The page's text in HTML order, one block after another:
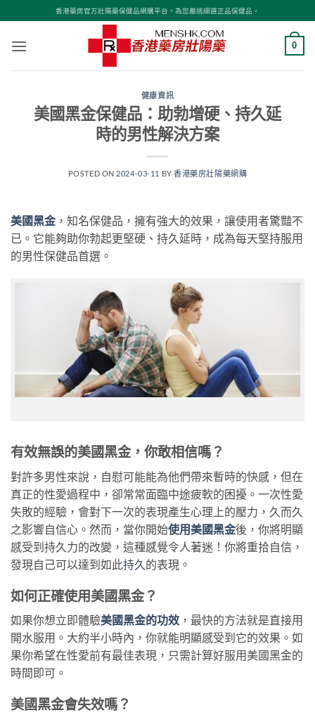
to
content
香港藥房官方壯陽藥保健品網購平台，為您嚴挑細選正品保健品。
0
健康資訊
美國黑金保健品：助勃增硬、持久延
時的男性解決方案
POSTED ON 2024-03-11 BY香港藥房壯陽藥網購
美國黑金 ，知名保健品，擁有強大的效果，讓使用者驚豔不
已。它能夠助你勃起更堅硬、持久延時，成為每天堅持服用
的男性保健品首選。
有效無誤的美國黑金，你敢相信嗎？
對許多男性來說，自慰可能能為他們帶來暫時的快感，但在
真正的性愛過程中，卻常常面臨中途疲軟的困擾。一次性愛
失敗的經驗，會對下一次的表現產生心理上的壓力，久而久
之影響自信心。然而，當你開始使用美國黑金後，你將明顯
感受到持久力的改變，這種感覺令人著迷！你將重拾自信，
發現自己可以達到如此持久 的表現。
如何正確使用美國黑金？
如果你想立即體驗美國黑金的功效 ，最快的方法就是直接用
開水服用。大約半小時內，你就能明顯感受到它的效果。如
果你希望在性愛前有最佳表現，只需計算好服用美國黑金的
時間即可。
美國黑金會失效嗎？